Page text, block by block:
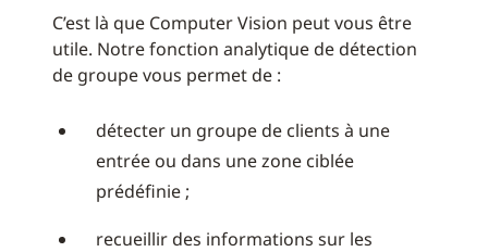
C’est là que Computer Vision peut vous être
utile. Notre fonction analytique de détection
de groupe vous permet de :
détecter un groupe de clients à une
entrée ou dans une zone ciblée
prédéfinie ;
recueillir des informations sur les